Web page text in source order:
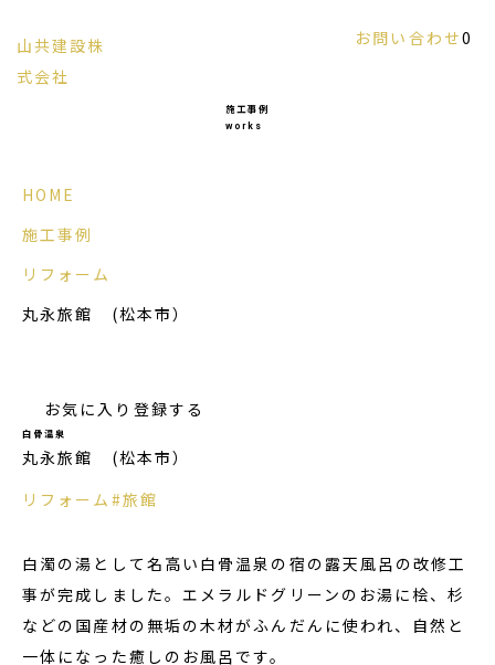
山共建設株
式会社
信州の風土に調和する和風建築と古民家再生
施工事例
works
HOME
施工事例
リフォーム
丸永旅館 (松本市）
お気に入り登録する
白骨温泉
丸永旅館 (松本市）
リフォーム #旅館
白濁の湯として名高い白骨温泉の宿の露天風呂の改修工
事が完成しました。エメラルドグリーンのお湯に桧、杉
などの国産材の無垢の木材がふんだんに使われ、自然と
一体になった癒しのお風呂です。
お問い合わせ0